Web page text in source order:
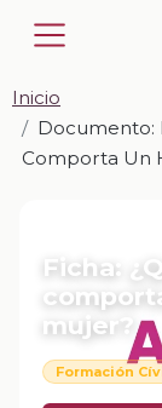
Inicio
Documento:
Comporta Un
Ficha:
mujer?
Formación